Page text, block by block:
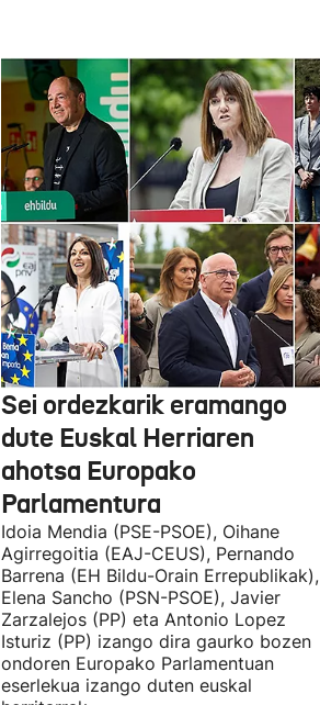
Sei ordezkarik eramango
dute Euskal Herriaren
ahotsa Europako
Parlamentura
Idoia Mendia (PSE-PSOE), Oihane
Agirregoitia (EAJ-CEUS), Pernando
Barrena (EH Bildu-Orain Errepublikak),
Elena Sancho (PSN-PSOE), Javier
Zarzalejos (PP) eta Antonio Lopez
Isturiz (PP) izango dira gaurko bozen
ondoren Europako Parlamentuan
eserlekua izango duten euskal